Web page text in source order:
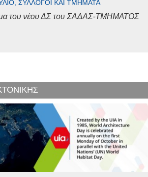
ΣΎΛΛΟΓΟΙ ΚΑΙ ΤΜΉΜΑΤΑ
του νέου ΔΣ του ΣΑΔΑΣ-ΤΜΗΜΑΤΟΣ